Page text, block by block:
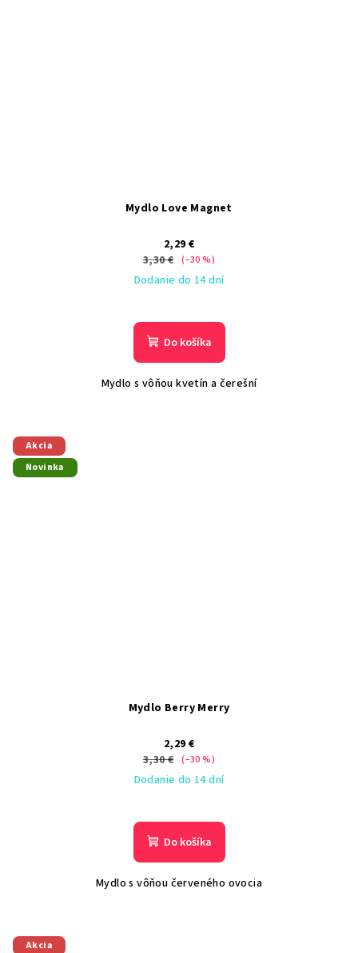
Mydlo Love Magnet
2,29 €
3,30 € (–30 %)
Dodanie do 14 dní
Do košíka
Mydlo s vôňou kvetín a čerešní
Akcia
Novinka
Mydlo Berry Merry
2,29 €
3,30 € (–30 %)
Dodanie do 14 dní
Do košíka
Mydlo s vôňou červeného ovocia
Akcia